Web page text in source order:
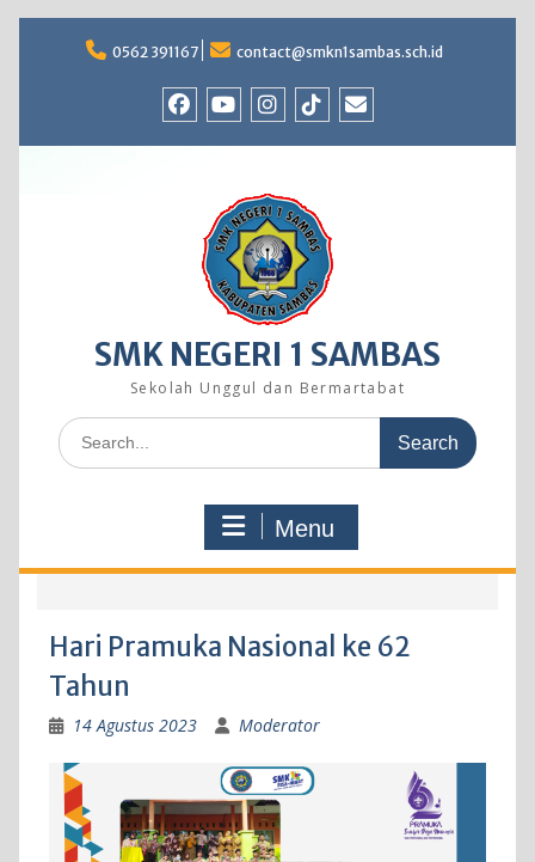
0562 391167 contact@smkn1sambas.sch.id
SMK NEGERI 1 SAMBAS
Sekolah Unggul dan Bermartabat
Search
for:
Menu
Hari Pramuka Nasional ke 62
Tahun
14 Agustus 2023 Moderator